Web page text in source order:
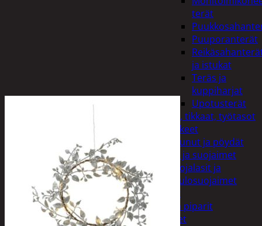
terät
Puuporanterät
ja istukat
Teräs ja
kuppiharjat
Upotusterät
Telineet, tikkaat, työtasot
ja tarvikkeet
Vaunut ja pöydät
Työasut ja suojaimet
Suojalasit ja
kuulosuojaimet
Elintarvikkeet
Keksit ja piparit
Mausteet